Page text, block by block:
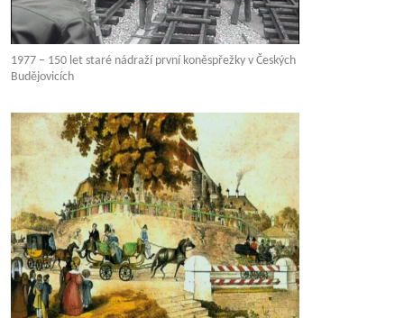
1977 – 150 let staré nádraží první koněspřežky v Českých
Budějovicích